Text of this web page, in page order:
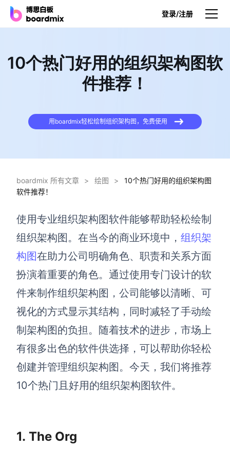
登录/注册
产品
博思白板SDK
博思设计
一体化产品设计工具
博思AIPPT
AI生成PPT，支持在线编辑
资源与下载
向团队介绍
博思白板boardmix
10个热门好用的组织架构图软
件推荐！
用boardmix轻松绘制组织架构图，免费使用
boardmix 所有文章 > 绘图 >
10个热门好用的组织架构图
软件推荐！
使用专业组织架构图软件能够帮助轻松绘制
组织架构图。在当今的商业环境中， 组织架
构图在助力公司明确角色、职责和关系方面
扮演着重要的角色。通过使用专门设计的软
件来制作组织架构图，公司能够以清晰、可
视化的方式显示其结构，同时减轻了手动绘
制架构图的负担。随着技术的进步，市场上
有很多出色的软件供选择，可以帮助你轻松
创建并管理组织架构图。今天，我们将推荐
10个热门且好用的组织架构图软件。
1. The Org